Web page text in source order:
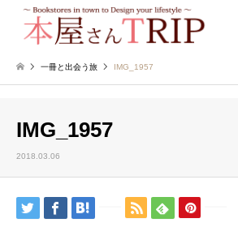
一冊と出会う旅 IMG_1957
IMG_1957
2018.03.06